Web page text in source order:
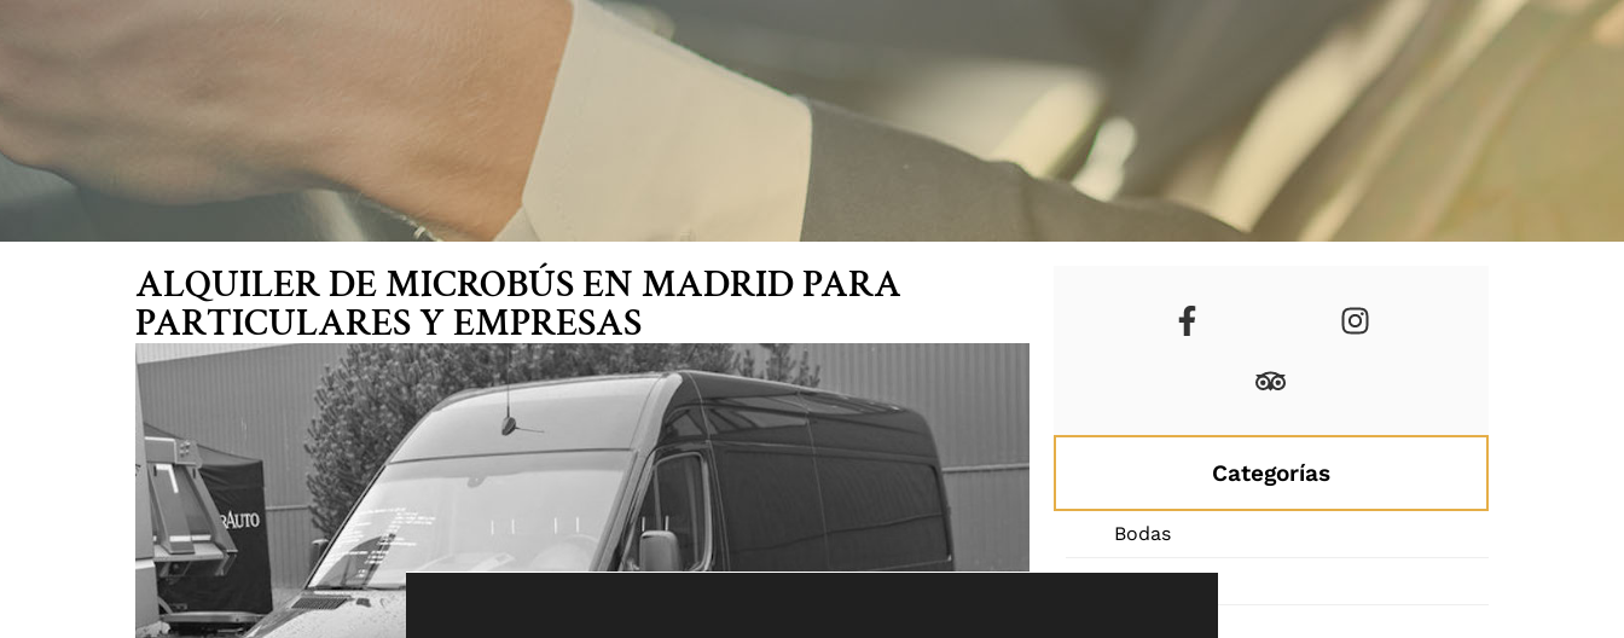
BlogALQUILER DE MICROBÚS EN MADRID PARA
PARTICULARES Y EMPRESAS
Categorías
Bodas